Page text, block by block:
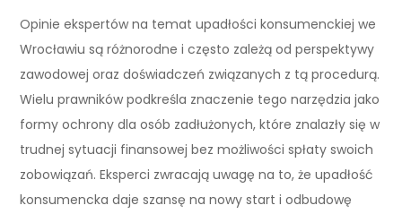
Opinie ekspertów na temat upadłości konsumenckiej we
Wrocławiu są różnorodne i często zależą od perspektywy
zawodowej oraz doświadczeń związanych z tą procedurą.
Wielu prawników podkreśla znaczenie tego narzędzia jako
formy ochrony dla osób zadłużonych, które znalazły się w
trudnej sytuacji finansowej bez możliwości spłaty swoich
zobowiązań. Eksperci zwracają uwagę na to, że upadłość
konsumencka daje szansę na nowy start i odbudowę